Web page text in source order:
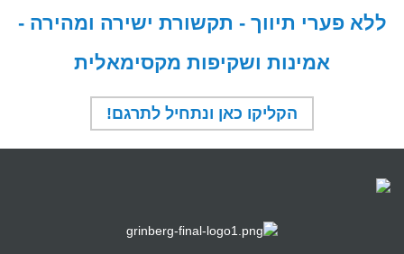
ללא פערי תיווך - תקשורת ישירה ומהירה -
אמינות ושקיפות מקסימאלית
הקליקו כאן ונתחיל לתרגם!